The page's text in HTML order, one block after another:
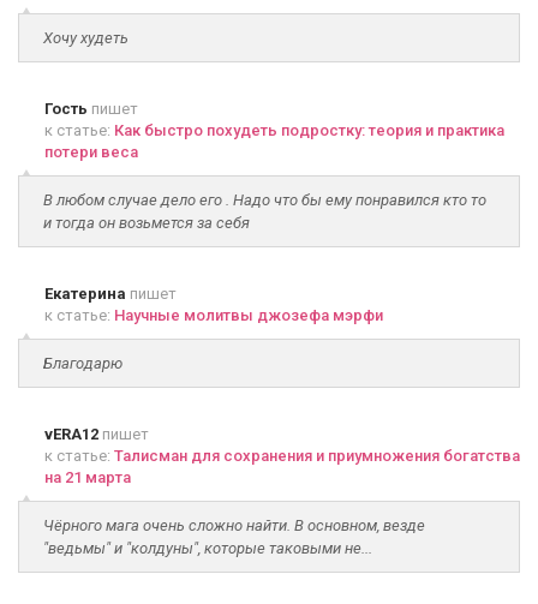
Хочу худеть
Гость пишет
к статье: Как быстро похудеть подростку: теория и практика
потери веса
В любом случае дело его . Надо что бы ему понравился кто то
и тогда он возьмется за себя
Екатерина пишет
к статье: Научные молитвы джозефа мэрфи
Благодарю
vERA12 пишет
к статье: Талисман для сохранения и приумножения богатства
на 21 марта
Чёрного мага очень сложно найти. В основном, везде
"ведьмы" и "колдуны", которые таковыми не...